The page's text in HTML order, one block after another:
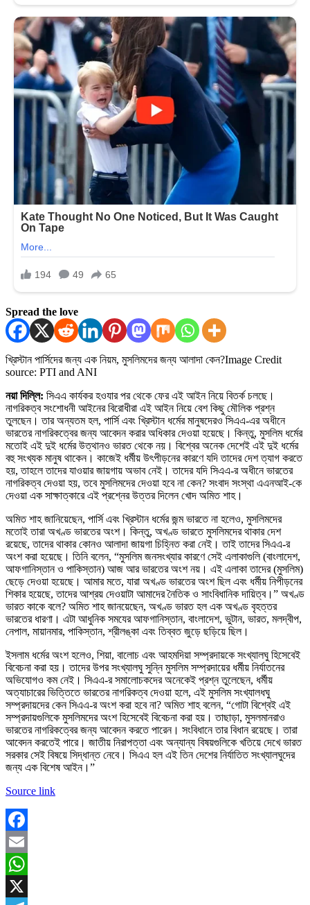
Spread the love
খ্রিস্টান পার্সিদের জন্য এক নিয়ম, মুসলিমদের জন্য আলাদা কেন?Image Credit
source: PTI and ANI
নয়া দিল্লি: সিএএ কার্যকর হওযার পর থেকে ফের এই আইন নিয়ে বিতর্ক চলছে।
নাগরিকত্ব সংশোধনী আইনের বিরোধীরা এই আইন নিয়ে বেশ কিছু মৌলিক প্রশ্ন
তুলছেন। তার অন্যতম হল, পার্সি এবং খ্রিস্টান ধর্মের মানুষদেরও সিএএ-এর অধীনে
ভারতের নাগরিকত্বের জন্য আবেদন করার অধিকার দেওয়া হয়েছে। কিন্তু, মুসলিম ধর্মের
মতোই এই দুই ধর্মের উত্থানও ভারত থেকে নয়। বিশ্বের অনেক দেশেই এই দুই ধর্মের
বহু সংখ্যক মানুষ থাকেন। কাজেই ধর্মীয় উৎপীড়নের কারণে যদি তাদের দেশ ত্যাগ করতে
হয়, তাহলে তাদের যাওয়ার জায়গায় অভাব নেই। তাদের যদি সিএএ-র অধীনে ভারতের
নাগরিকত্ব দেওয়া হয়, তবে মুসলিমদের দেওয়া হবে না কেন? সংবাদ সংস্থা এএনআই-কে
দেওয়া এক সাক্ষাত্কারে এই প্রশ্নের উত্তর দিলেন খোদ অমিত শাহ।
অমিত শাহ জানিয়েছেন, পার্সি এবং খ্রিস্টান ধর্মের জন্ম ভারতে না হলেও, মুসলিমদের
মতোই তারা অখণ্ড ভারতের অংশ। কিন্তু, অখণ্ড ভারতে মুসলিমদের থাকার দেশ
রয়েছে, তাদের থাকার কোনও আলাদা জায়গা চিহ্নিত করা নেই। তাই তাদের সিএএ-র
অংশ করা হয়েছে। তিনি বলেন, “মুসলিম জনসংখ্যার কারণে সেই এলাকাগুলি (বাংলাদেশ,
আফগানিস্তান ও পাকিস্তান) আজ আর ভারতের অংশ নয়। এই এলাকা তাদের (মুসলিম)
ছেড়ে দেওয়া হয়েছে। আমার মতে, যারা অখণ্ড ভারতের অংশ ছিল এবং ধর্মীয় নিপীড়নের
শিকার হয়েছে, তাদের আশ্রয় দেওয়াটা আমাদের নৈতিক ও সাংবিধানিক দায়িত্ব।” অখণ্ড
ভারত কাকে বলে? অমিত শাহ জানয়েছেন, অখণ্ড ভারত হল এক অখণ্ড বৃহত্তর
ভারতের ধারণা। এটা আধুনিক সমযের আফগানিস্তান, বাংলাদেশ, ভুটান, ভারত, মলদ্বীপ,
নেপাল, মায়ানমার, পাকিস্তান, শ্রীলঙ্কা এবং তিব্বত জুড়ে ছড়িয়ে ছিল।
ইসলাম ধর্মের অংশ হলেও, শিয়া, বালোচ এবং আহমদিয়া সম্প্রদায়কে সংখ্যালঘু হিসেবেই
বিবেচনা করা হয়। তাদের উপর সংখ্যালঘু সুন্নি মুসলিম সম্প্রদায়ের ধর্মীয় নির্যাতনের
অভিযোগও কম নেই। সিএএ-র সমালোচকদের অনেকেই প্রশ্ন তুলেছেন, ধর্মীয়
অত্যাচারের ভিত্তিতে ভারতের নাগরিকত্ব দেওয়া হলে, এই মুসলিম সংখ্যালধঘু
সম্প্রদায়দের কেন সিএএ-র অংশ করা হবে না? অমিত শাহ বলেন, “গোটা বিশ্বেই এই
সম্প্রদায়গুলিকে মুসলিমদের অংশ হিসেবেই বিবেচনা করা হয়। তাছাড়া, মুসলমানরাও
ভারতের নাগরিকত্বের জন্য আবেদন করতে পারেন। সংবিধানে তার বিধান রয়েছে। তারা
আবেদন করতেই পারে। জাতীয় নিরাপত্তা এবং অন্যান্য বিষয়গুলিকে খতিয়ে দেখে ভারত
সরকার সেই বিষয়ে সিদ্ধান্ত নেবে। সিএএ হল এই তিন দেশের নির্যাতিত সংখ্যালঘুদের
জন্য এক বিশেষ আইন।”
Source link
Facebook
Email
WhatsApp